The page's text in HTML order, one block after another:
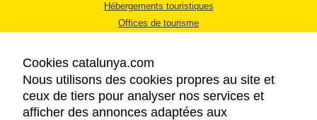
Hébergements touristiques
Offices de tourisme
Cookies catalunya.com
Nous utilisons des cookies propres au site et
ceux de tiers pour analyser nos services et
afficher des annonces adaptées aux